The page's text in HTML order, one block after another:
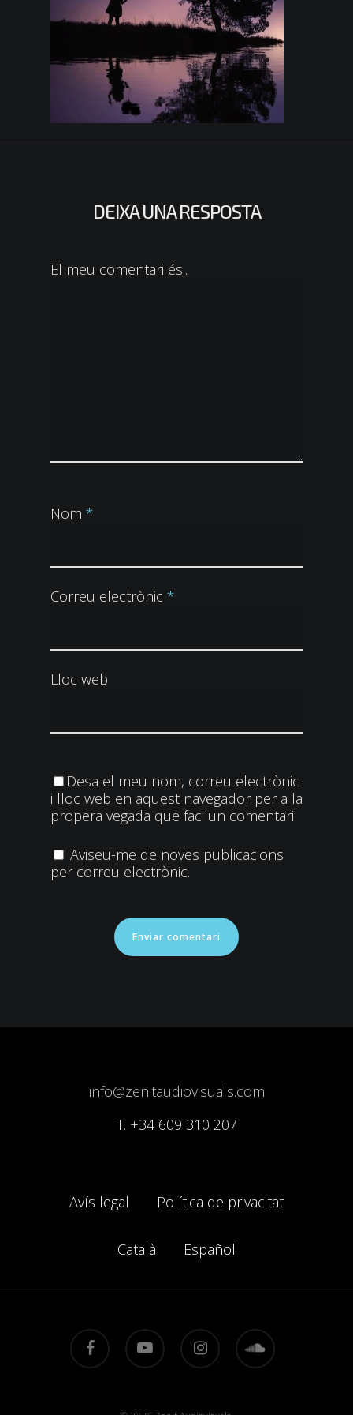
DEIXA UNA RESPOSTA
El meu comentari és..
Nom *
Correu electrònic *
Lloc web
Desa el meu nom, correu electrònic
i lloc web en aquest navegador per a la
propera vegada que faci un comentari.
Aviseu-me de noves publicacions
per correu electrònic.
info@zenitaudiovisuals.com
T. +34 609 310 207
Avís legal Política de privacitat
Català Español
facebook youtube instagram soundcloud